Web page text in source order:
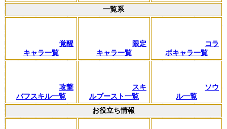
一覧系
覚醒
キャラ一覧
限定
キャラ一覧
コラ
ボキャラ一覧
攻撃
バフスキル一覧
スキ
ルブースト一覧
ソウ
ル一覧
お役立ち情報